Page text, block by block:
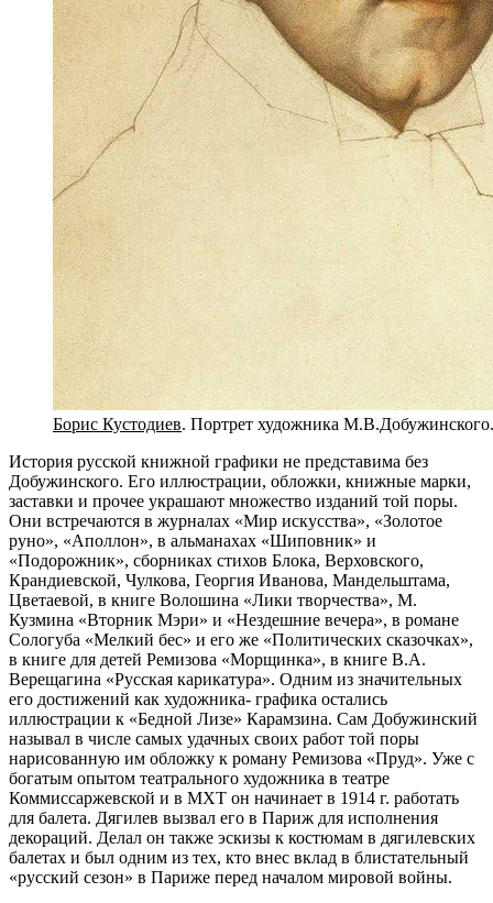
Борис Кустодиев. Портрет художника М.В.Добужинского.
История русской книжной графики не представима без
Добужинского. Его иллюстрации, обложки, книжные марки,
заставки и прочее украшают множество изданий той поры.
Они встречаются в журналах «Мир искусства», «Золотое
руно», «Аполлон», в альманахах «Шиповник» и
«Подорожник», сборниках стихов Блока, Верховского,
Крандиевской, Чулкова, Георгия Иванова, Мандельштама,
Цветаевой, в книге Волошина «Лики творчества», М.
Кузмина «Вторник Мэри» и «Нездешние вечера», в романе
Сологуба «Мелкий бес» и его же «Политических сказочках»,
в книге для детей Ремизова «Морщинка», в книге В.А.
Верещагина «Русская карикатура». Одним из значительных
его достижений как художника- графика остались
иллюстрации к «Бедной Лизе» Карамзина. Сам Добужинский
называл в числе самых удачных своих работ той поры
нарисованную им обложку к роману Ремизова «Пруд». Уже с
богатым опытом театрального художника в театре
Коммиссаржевской и в МХТ он начинает в 1914 г. работать
для балета. Дягилев вызвал его в Париж для исполнения
декораций. Делал он также эскизы к костюмам в дягилевских
балетах и был одним из тех, кто внес вклад в блистательный
«русский сезон» в Париже перед началом мировой войны.